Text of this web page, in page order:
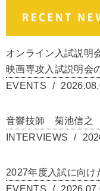
オンライン入試説明
映画専攻入試説明会
EVENTS
音響技師 菊池信之
INTERVIEWS
2027年度入試に向け
EVENTS